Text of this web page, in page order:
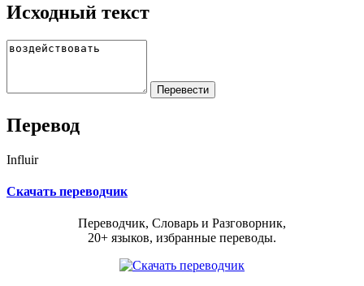
Исходный текст
Перевод
Influir
Скачать переводчик
Переводчик, Словарь и Разговорник,
20+ языков, избранные переводы.